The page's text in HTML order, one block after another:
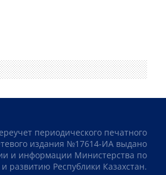
периодического печатного
издания №17614-ИА выдано
и информации Министерства по
развитию Республики Казахстан.